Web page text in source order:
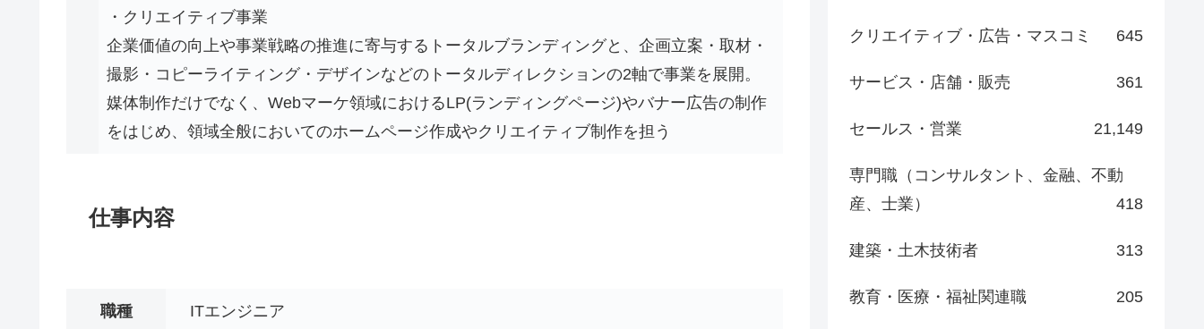
・クリエイティブ事業
企業価値の向上や事業戦略の推進に寄与するトータルブランディングと、企画立案・取材・
撮影・コピーライティング・デザインなどのトータルディレクションの2軸で事業を展開。
媒体制作だけでなく、Webマーケ領域におけるLP(ランディングページ)やバナー広告の制作
をはじめ、領域全般においてのホームページ作成やクリエイティブ制作を担う
仕事内容
職種 ITエンジニア
クリエイティブ・広告・マスコミ 645
サービス・店舗・販売 361
セールス・営業 21,149
専門職（コンサルタント、金融、不動
産、士業）
418
建築・土木技術者 313
教育・医療・福祉関連職 205